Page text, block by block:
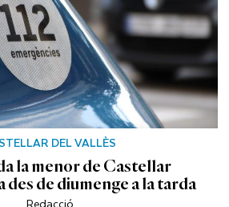
DEL VALLÈS
la menor de Castellar
des de diumenge a la tarda
Redacció